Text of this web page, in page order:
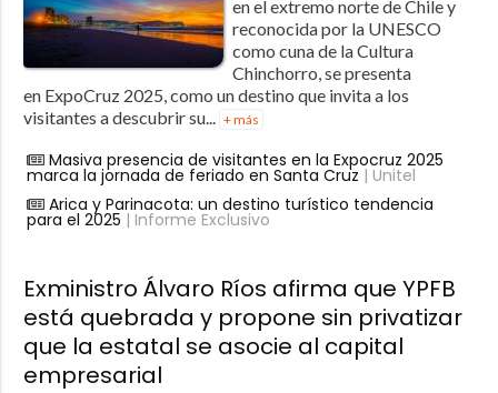
en el extremo norte de Chile y
reconocida por la UNESCO
como cuna de la Cultura
Chinchorro, se presenta
en ExpoCruz 2025, como un destino que invita a los
visitantes a descubrir su... + más
Masiva presencia de visitantes en la Expocruz 2025
marca la jornada de feriado en Santa Cruz | Unitel
Arica y Parinacota: un destino turístico tendencia
para el 2025 | Informe Exclusivo
Exministro Álvaro Ríos afirma que YPFB
está quebrada y propone sin privatizar
que la estatal se asocie al capital
empresarial